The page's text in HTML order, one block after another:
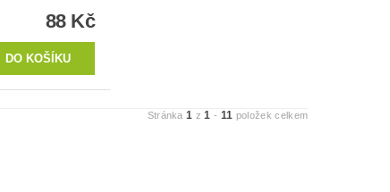
88 Kč
Stránka1 z1 - 11 položek celkem